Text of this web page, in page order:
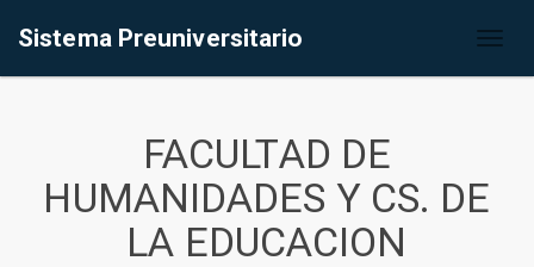
Sistema Preuniversitario
FACULTAD DE
HUMANIDADES Y CS. DE
LA EDUCACION